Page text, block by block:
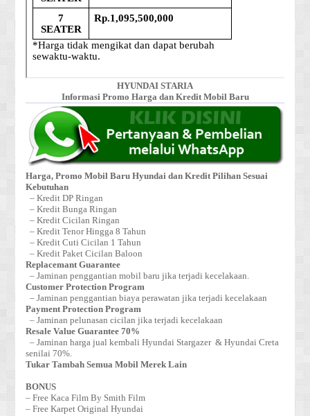
HYUNDAI STARIA
Informasi Promo Harga dan Kredit Mobil Baru
Harga, Promo Mobil Baru Hyundai dan Kredit Pilihan Sesuai
Kebutuhan
– Kredit DP Ringan
– Kredit Bunga Ringan
– Kredit Cicilan Ringan
– Kredit Tenor Hingga 8 Tahun
– Kredit Cuti Cicilan 1 Tahun
– Kredit Paket Cicilan Baloon
Replacemant Guarantee
– Jaminan penggantian mobil baru jika terjadi kecelakaan.
Customer Protection Program
– Jaminan penggantian biaya perawatan jika terjadi kecelakaan
Payment Protection Program
– Jaminan pelunasan cicilan jika terjadi kecelakaan
Resale Value Guarantee 70%
– Jaminan harga jual kembali Hyundai Stargazer & Hyundai Creta
senilai 70%.
Tukar Tambah Semua Mobil Merek Lain
BONUS
– Free Kaca Film By Smith Film
– Free Karpet Original Hyundai